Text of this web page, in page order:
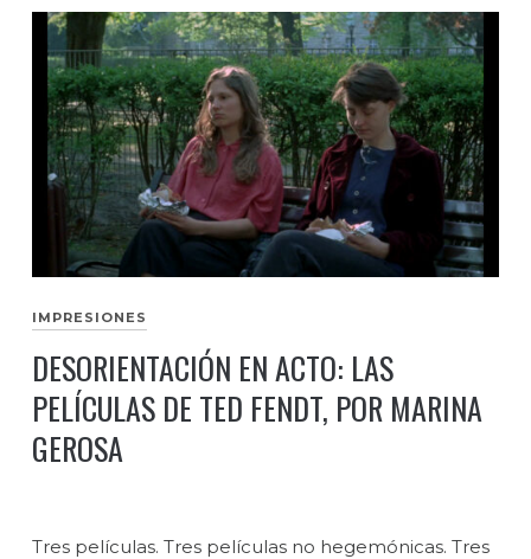
IMPRESIONES
DESORIENTACIÓN EN ACTO: LAS
PELÍCULAS DE TED FENDT, POR MARINA
GEROSA
Tres películas. Tres películas no hegemónicas. Tres